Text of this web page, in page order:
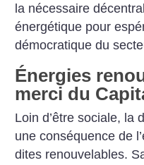
la nécessaire
énergétique pour
démocratique du
Énergies
merci du
Loin d’être sociale, la
une conséquence de
dites renouvelables.